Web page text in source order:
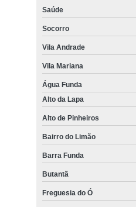
Saúde
Socorro
Vila Andrade
Vila Mariana
Água Funda
Alto da Lapa
Alto de Pinheiros
Bairro do Limão
Barra Funda
Butantã
Freguesia do Ó